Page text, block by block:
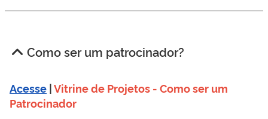
Como ser um patrocinador?
Acesse | Vitrine de Projetos - Como ser um
Patrocinador